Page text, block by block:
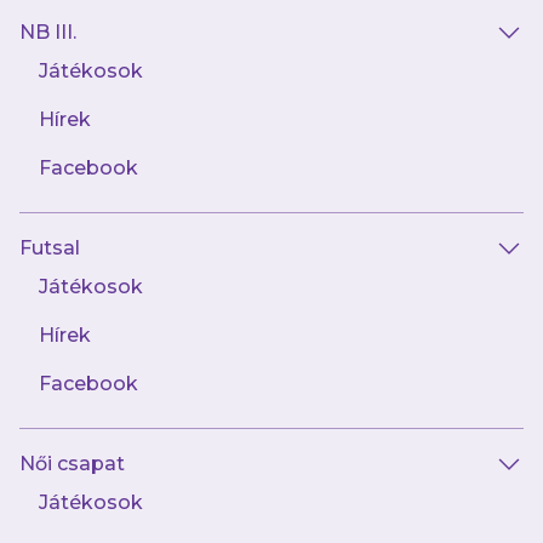
NB III.
Játékosok
Hírek
Facebook
Futsal
Játékosok
Hírek
Facebook
Női csapat
Játékosok
113 kép
Törőcsik Andrástól búcsúztunk